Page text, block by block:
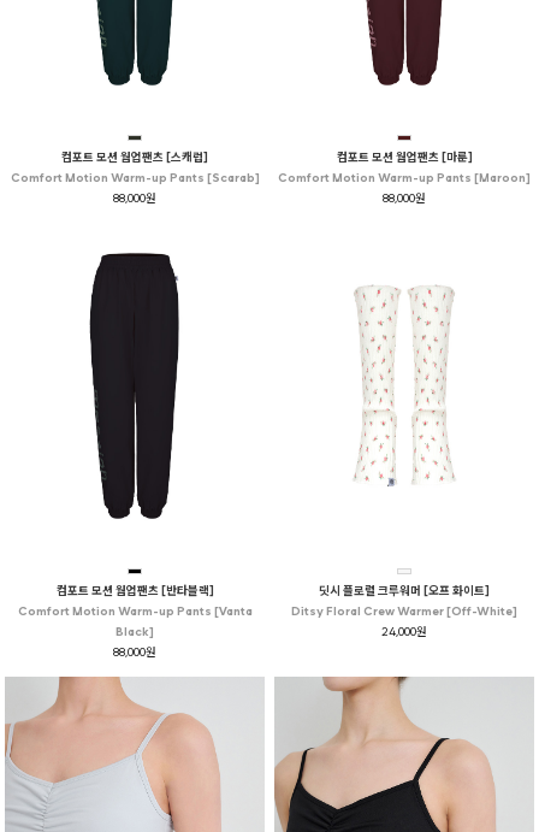
컴포트 모션 웜업팬츠 [스캐럽]
Comfort Motion Warm-up Pants [Scarab]
88,000원
컴포트 모션 웜업팬츠 [마룬]
Comfort Motion Warm-up Pants [Maroon]
88,000원
컴포트 모션 웜업팬츠 [반타블랙]
Comfort Motion Warm-up Pants [Vanta
Black]
88,000원
딧시 플로럴 크루워머 [오프 화이트]
Ditsy Floral Crew Warmer [Off-White]
24,000원